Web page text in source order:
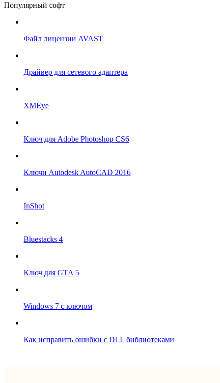
Популярный софт
Файл лицензии AVAST
Драйвер для сетевого адаптера
XMEye
Ключ для Adobe Photoshop CS6
Ключи Autodesk AutoCAD 2016
InShot
Bluestacks 4
Ключ для GTA 5
Windows 7 с ключом
Как исправить ошибки с DLL библиотеками